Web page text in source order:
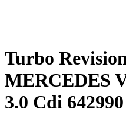
Turbo
MERCEDES
3.0 Cdi 642990